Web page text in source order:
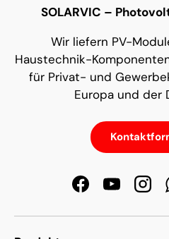
SOLARVIC –
Wir liefern PV-
Haustechnik-
für Privat- und
Europa und der
FacebookYouTube